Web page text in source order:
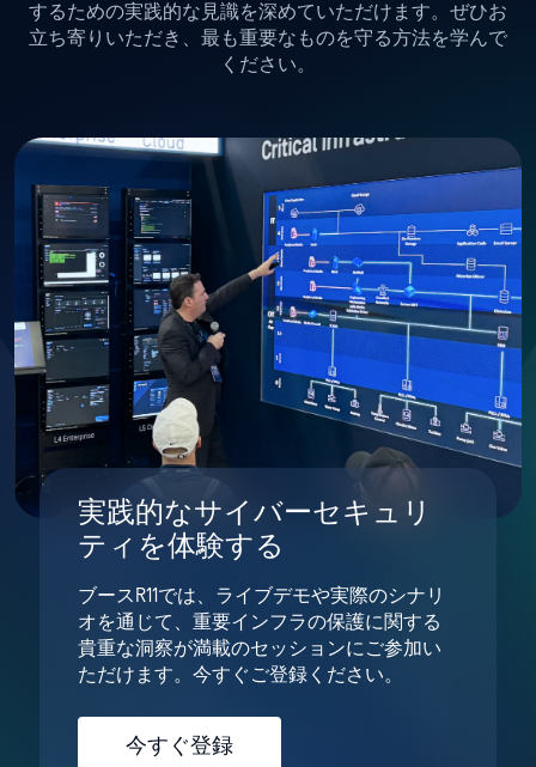
するための実践的な見識を深めていただけます。ぜひお
立ち寄りいただき、最も重要なものを守る方法を学んで
ください。
実践的なサイバーセキュリ
ティを体験する
ブースR11では、ライブデモや実際のシナリ
オを通じて、重要インフラの保護に関する
貴重な洞察が満載のセッションにご参加い
ただけます。今すぐご登録ください。
今すぐ登録